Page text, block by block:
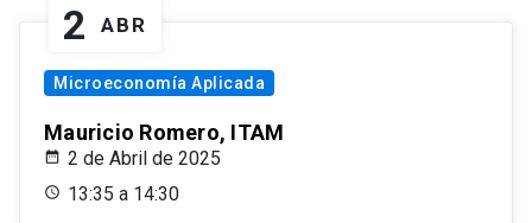
2 ABR
Microeconomía Aplicada
Mauricio Romero, ITAM
2 de Abril de 2025
13:35 a 14:30